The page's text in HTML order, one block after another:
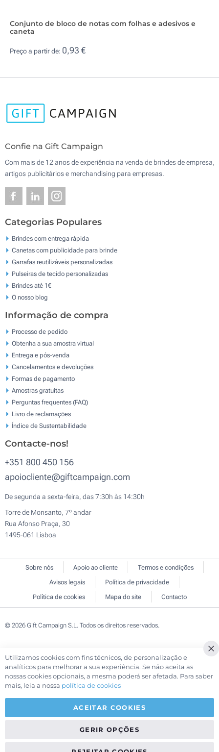
Conjunto de bloco de notas com folhas e adesivos e
caneta
Preço a partir de: 0,93 €
Confie na Gift Campaign
Com mais de 12 anos de experiência na venda de brindes de empresa,
artigos publicitários e merchandising para empresas.
Categorias Populares
Brindes com entrega rápida
Canetas com publicidade para brinde
Garrafas reutilizáveis personalizadas
Pulseiras de tecido personalizadas
Brindes até 1€
O nosso blog
Informação de compra
Processo de pedido
Obtenha a sua amostra virtual
Entrega e pós-venda
Cancelamentos e devoluções
Formas de pagamento
Amostras gratuitas
Perguntas frequentes (FAQ)
Livro de reclamaçōes
Índice de Sustentabilidade
Contacte-nos!
+351 800 450 156
apoiocliente@giftcampaign.com
De segunda a sexta-feira, das 7:30h às 14:30h
Torre de Monsanto, 7º andar
Rua Afonso Praça, 30
1495-061 Lisboa
Sobre nós Apoio ao cliente
Termos e condições
Avisos legais
Política de privacidade
Política de cookies
Mapa do site Contacto
© 2026 Gift Campaign S.L. Todos os direitos reservados.
Utilizamos cookies com fins técnicos, de personalização e
analíticos para melhorar a sua experiência. Se não aceita as
nossas cookies opcionais, a mesma poderá ser afetada. Para saber
mais, leia a nossa política de cookies
ACEITAR COOKIES
GERIR OPÇÕES